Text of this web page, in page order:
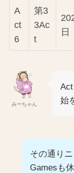
A
ct
6
第3
3Ac
t
日
みーちゃん
始
その通り
Gamesも